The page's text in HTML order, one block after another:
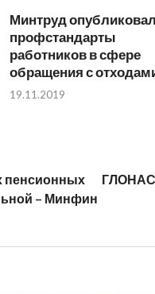
Минтруд опубликовал
профстандарты
работников в сфере
обращения с
19.11.2019
пенсионных
– Минфин